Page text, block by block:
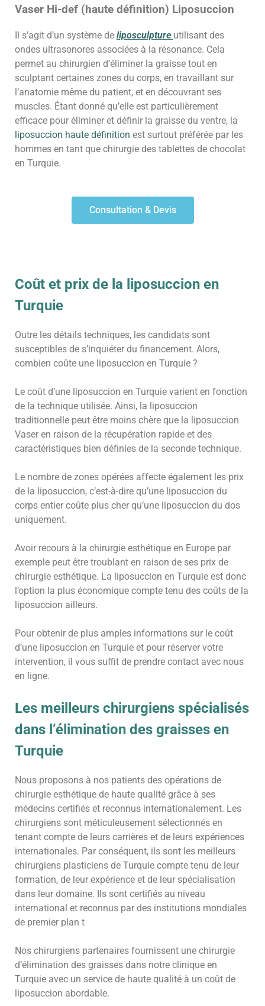
Vaser Hi-def (haute définition) Liposuccion
Il s’agit d’un système de liposculpture utilisant des
ondes ultrasonores associées à la résonance. Cela
permet au chirurgien d’éliminer la graisse tout en
sculptant certaines zones du corps, en travaillant sur
l’anatomie même du patient, et en découvrant ses
muscles. Étant donné qu’elle est particulièrement
efficace pour éliminer et définir la graisse du ventre, la
liposuccion haute définition est surtout préférée par les
hommes en tant que chirurgie des tablettes de chocolat
en Turquie.
Consultation & Devis
Coût et prix de la liposuccion en
Turquie
Outre les détails techniques, les candidats sont
susceptibles de s’inquiéter du financement. Alors,
combien coûte une liposuccion en Turquie ?
Le coût d’une liposuccion en Turquie varient en fonction
de la technique utilisée. Ainsi, la liposuccion
traditionnelle peut être moins chère que la liposuccion
Vaser en raison de la récupération rapide et des
caractéristiques bien définies de la seconde technique.
Le nombre de zones opérées affecte également les prix
de la liposuccion, c’est-à-dire qu’une liposuccion du
corps entier coûte plus cher qu’une liposuccion du dos
uniquement.
Avoir recours à la chirurgie esthétique en Europe par
exemple peut être troublant en raison de ses prix de
chirurgie esthétique. La liposuccion en Turquie est donc
l’option la plus économique compte tenu des coûts de la
liposuccion ailleurs.
Pour obtenir de plus amples informations sur le coût
d’une liposuccion en Turquie et pour réserver votre
intervention, il vous suffit de prendre contact avec nous
en ligne.
Les meilleurs chirurgiens spécialisés
dans l’élimination des graisses en
Turquie
Nous proposons à nos patients des opérations de
chirurgie esthétique de haute qualité grâce à ses
médecins certifiés et reconnus internationalement. Les
chirurgiens sont méticuleusement sélectionnés en
tenant compte de leurs carrières et de leurs expériences
internationales. Par conséquent, ils sont les meilleurs
chirurgiens plasticiens de Turquie compte tenu de leur
formation, de leur expérience et de leur spécialisation
dans leur domaine. Ils sont certifiés au niveau
international et reconnus par des institutions mondiales
de premier plan t
Nos chirurgiens partenaires fournissent une chirurgie
d’élimination des graisses dans notre clinique en
Turquie avec un service de haute qualité à un coût de
liposuccion abordable.